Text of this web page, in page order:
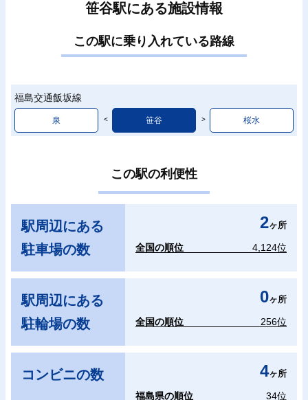
笹谷駅にある施設情報
この駅に乗り入れている路線
福島交通飯坂線
泉 笹谷 桜水
この駅の利便性
駅周辺にある
駐車場の数
2ヶ所
全国の順位 4,124位
駅周辺にある
駐輪場の数
0ヶ所
全国の順位 256位
コンビニの数 4ヶ所
福島県の順位 34位